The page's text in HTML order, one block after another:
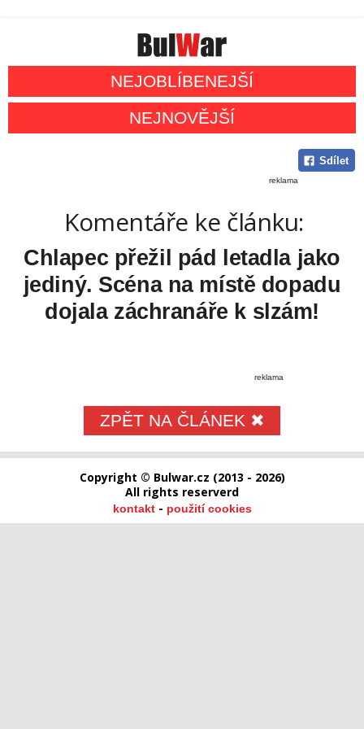
NEJOBLÍBENEJŠÍ
NEJNOVĚJŠÍ
Sdílet
reklama
Komentáře ke článku:
Chlapec přežil pád letadla jako
jediný. Scéna na místě dopadu
dojala záchranáře k slzám!
reklama
ZPĚT NA ČLÁNEK ✖
Copyright © Bulwar.cz (2013 - 2026)
All rights reserverd
kontakt- použití cookies